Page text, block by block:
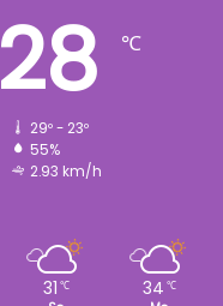
28 ℃
29º - 23º
55%
2.93 km/h
31 ℃ 34 ℃